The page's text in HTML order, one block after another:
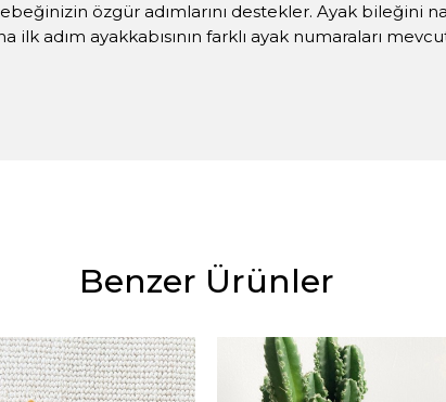
özgür adımlarını destekler. Ayak bileğini
adım ayakkabısının farklı ayak numaraları
Benzer Ürünler